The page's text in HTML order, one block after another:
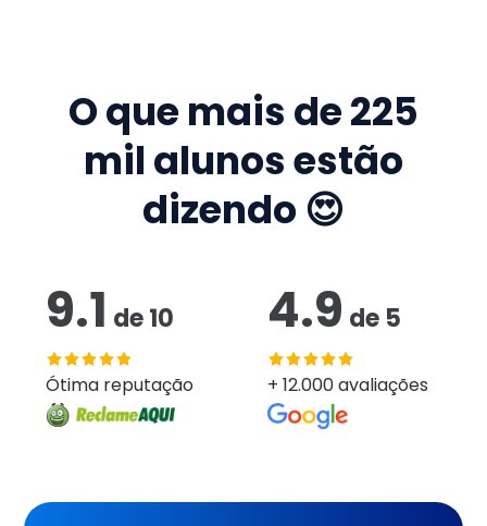
O que mais de225
mil alunos estão
dizendo 😍
9.1 de10
Ótima reputação
4.9 de 5
+ 12.000 avaliações